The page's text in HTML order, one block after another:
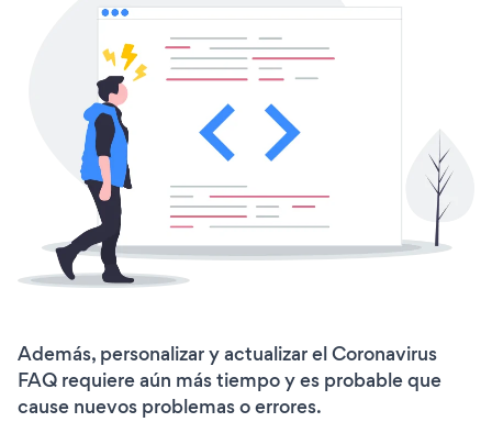
Además, personalizar y actualizar el Coronavirus
FAQ requiere aún más tiempo y es probable que
cause nuevos problemas o errores.